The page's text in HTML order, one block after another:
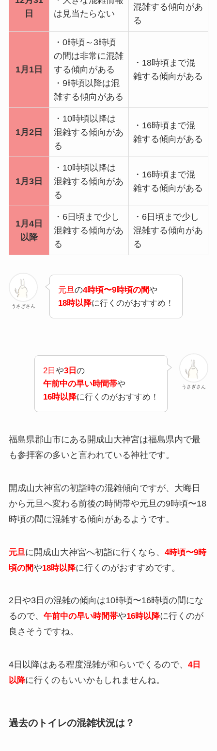
日
は見当たらない
混雑する傾向があ
る
1月1日
・0時頃～3時頃
の間は非常に混雑
する傾向がある
・9時頃以降は混
雑する傾向がある
・18時頃まで混
雑する傾向がある
1月2日
・10時頃以降は
混雑する傾向があ
る
・16時頃まで混
雑する傾向がある
1月3日
・10時頃以降は
混雑する傾向があ
る
・16時頃まで混
雑する傾向がある
1月4日
以降
・6日頃まで少し
混雑する傾向があ
る
・6日頃まで少し
混雑する傾向があ
る
うさぎさん
元旦の4時頃〜9時頃の間や
18時以降に行くのがおすすめ！
うさぎさん
2日や3日の
午前中の早い時間帯や
16時以降に行くのがおすすめ！
福島県郡山市にある開成山大神宮は福島県内で最
も参拝客の多いと言われている神社です。
開成山大神宮の初詣時の混雑傾向ですが、大晦日
から元旦へ変わる前後の時間帯や元旦の9時頃〜18
時頃の間に混雑する傾向があるようです。
元旦に開成山大神宮へ初詣に行くなら、 4時頃〜9時
頃の間や18時以降に行くのがおすすめです。
2日や3日の混雑の傾向は10時頃〜16時頃の間にな
るので、 午前中の早い時間帯や16時以降に行くのが
良さそうですね。
4日以降はある程度混雑が和らいでくるので、 4日
以降に行くのもいいかもしれませんね。
過去のトイレの混雑状況は？